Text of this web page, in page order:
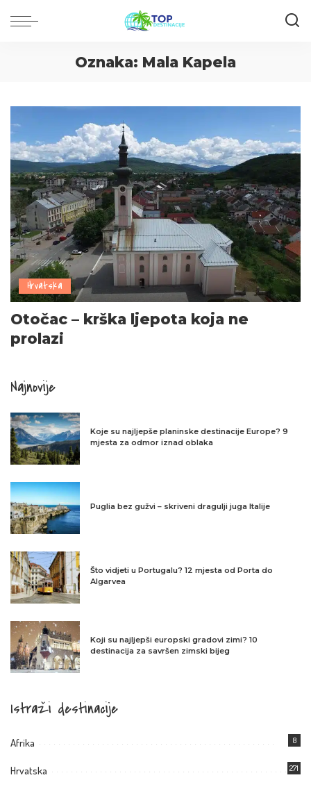
Oznaka: Mala Kapela
Hrvatska
Otočac – krška ljepota koja ne
prolazi
Najnovije
Koje su najljepše planinske destinacije Europe? 9
mjesta za odmor iznad oblaka
Puglia bez gužvi – skriveni dragulji juga Italije
Što vidjeti u Portugalu? 12 mjesta od Porta do
Algarvea
Koji su najljepši europski gradovi zimi? 10
destinacija za savršen zimski bijeg
Istraži destinacije
Afrika 8
Hrvatska 271